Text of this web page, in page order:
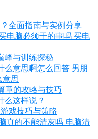
全面指南与实例分享
电脑必须干的事吗 买电
峰与训练探秘
么意思啊怎么回答 男朋
意思
章的攻略与技巧
么这样说？
戏技巧与策略
真的不能清灰吗 电脑清